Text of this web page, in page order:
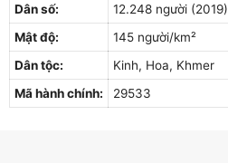
Dân số:
12.248 người (2019)
Mật độ:
145 người/km²
Dân tộc:
Kinh, Hoa, Khmer
Mã hành chính:
29533